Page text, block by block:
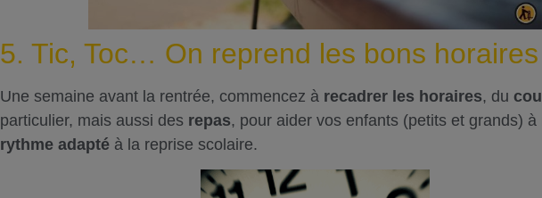
5. Tic, Toc… On reprend les bons horaires
Une semaine avant la rentrée, commencez à recadrer les horaires, du
particulier, mais aussi des repas, pour aider vos enfants (petits et grands) à
rythme adapté à la reprise scolaire.